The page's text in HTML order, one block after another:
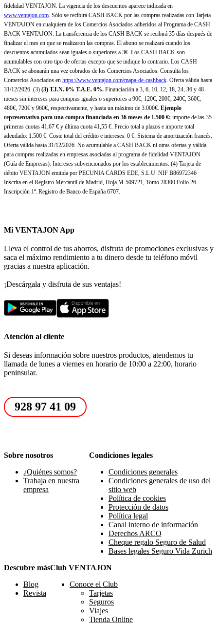
fidelidad VENTAJON. La vigencia de los descuentos aparece indicada en
www.ventajon.com. Sólo se recibirá CASH BACK por las compras realizadas con Tarjeta
VENTAJON en cualquiera de los Comercios Asociados adheridos al Programa de CASH
BACK VENTAJON. La transferencia de los CASH BACK se recibirá 35 días después de
finalizar el mes en que se realizaron las compras. El abono se realizará cuando los
descuentos acumulados sean iguales o superiores a 3€. Los CASH BACK son
acumulables con otro tipo de ofertas excepto que se indique lo contrario. Los CASH
BACK se abonarán una vez cobrados de los Comercios Asociados. Consulta los
Comercios Asociados en https://www.ventajon.com/mapa-de-cashback. Oferta válida hasta
31/12/2026. (3) (3) T.I.N. 0% T.A.E. 0%. Financiación a 3, 6, 10, 12, 18, 24, 36 y 48
meses sin intereses para compras iguales o superiores a 90€, 120€, 200€, 240€, 360€,
480€, 720€ y 960€, respectivamente, y hasta un máximo de 3.000€. Ejemplo
representativo para una compra financiada en 36 meses de 1.500 €: importe de las 35
primeras cuotas 41,67 € y última cuota 41,55 €. Precio total a plazos e importe total
adeudado: 1.500 €. Coste total del crédito e intereses: 0 €. Sistema de amortización francés.
Oferta válida hasta 31/12/2026. No acumulable a CASH BACK ni otras ofertas y válida
para compras realizadas en empresas asociadas al programa de fidelidad VENTAJON
(Guía de Empresas). Intereses subvencionados por los establecimientos. (4) Tarjeta de
débito VENTAJON emitida por PECUNIA CARDS EDE, S.L.U. NIF B86972346
Inscrita en el Registro Mercantil de Madrid, Hoja M-509721, Tomo 28300 Folio 26.
Inscripción 1ª. Registro de Banco de España 6707.
Mi VENTAJON App
Lleva el control de tus ahorros, disfruta de promociones exclusivas y
saca el máximo rendimiento a tu dinero desde tu teléfono móvil
gracias a nuestra aplicación.
¡Descárgala y disfruta de sus ventajas!
Atención al cliente
Si deseas información sobre nuestros productos, atendemos tu
llamada de lunes a viernes en horario de 10:00 a 22:00, horario
peninsular.
928 97 41 09
Sobre nosotros
¿Quiénes somos?
Trabaja en nuestra
empresa
Condiciones legales
Condiciones generales
Condiciones generales de uso del
sitio web
Política de cookies
Protección de datos
Política legal
Canal interno de información
Derechos ARCO
Cheque regalo Seguro de Salud
Bases legales Seguro Vida Zurich
Descubre más
Blog
Revista
Club VENTAJON
Conoce el Club
Tarjetas
Seguros
Viajes
Tienda Online